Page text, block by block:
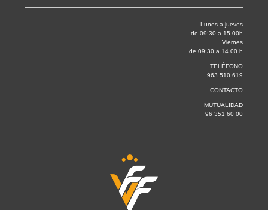
Lunes a jueves
de 09:30 a 15.00h
Viernes
de 09:30 a 14.00 h
TELÉFONO
963 510 619
CONTACTO
MUTUALIDAD
96 351 60 00